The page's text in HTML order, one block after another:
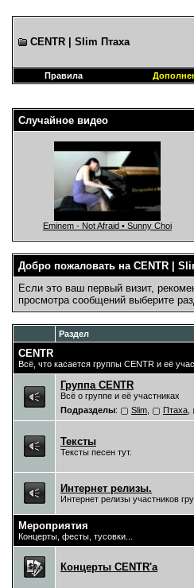
CENTR | Slim Птаха
Правила
Случайное видео
Eminem - Not Afraid • Sunny Choi
Добро пожаловать на CENTR |
Если это ваш первый визит,
просмотра сообщений выберите
Раздел
CENTR
Всё, что касается группы CENTR и её
Группа CENTR
Всё о группе и её участниках
Подразделы: Slim Птаха
Тексты
Тексты песен тут.
Интернет релизы.
Интернет релизы участников
Мероприятия
Концерты, фесты, тусовки...
Концерты CENTR'a